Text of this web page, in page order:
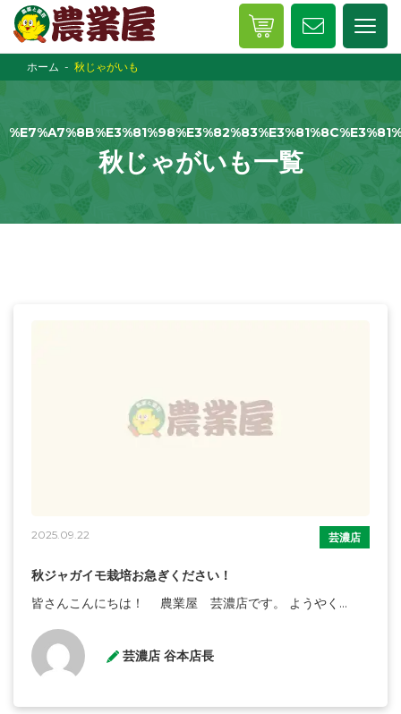
ホーム 秋じゃがいも
秋じゃがいも一覧
2025.09.22 芸濃店
秋ジャガイモ栽培お急ぎください！
皆さんこんにちは！ 農業屋 芸濃店です。 ようやく...
芸濃店 谷本店長